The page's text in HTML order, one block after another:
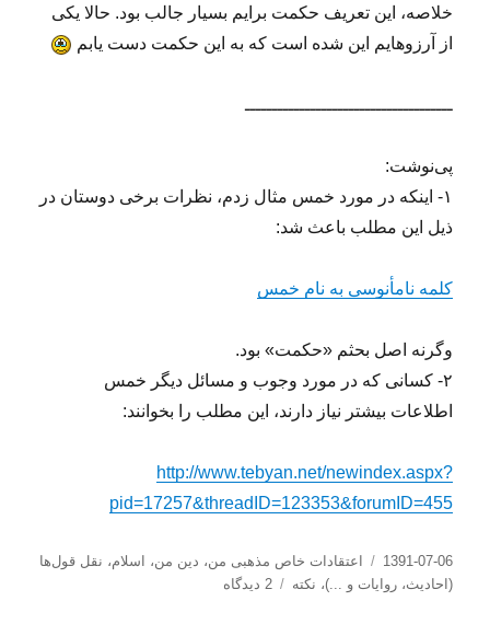
خلاصه، این تعریف حکمت برایم بسیار جالب بود. حالا یکی
از آرزوهایم این شده است که به این حکمت دست یابم
ــــــــــــــــــــــــــــــــــــــ
پی‌نوشت:
۱- اینکه در مورد خمس مثال زدم، نظرات برخی دوستان در
ذیل این مطلب باعث شد:
کلمه نامأنوسی به نام خمس
وگرنه اصل بحثم «حکمت» بود.
۲- کسانی که در مورد وجوب و مسائل دیگر خمس
اطلاعات بیشتر نیاز دارند، این مطلب را بخوانند:
http://www.tebyan.net/newindex.aspx?
pid=17257&threadID=123353&forumID=455
ارسال
شده
1391-07-06 دسته‌ها
اعتقادات خاص مذهبی من، دین من، اسلام، نقل قول‌ها
(احادیث، روایات و ...)، نکته 2 دیدگاه